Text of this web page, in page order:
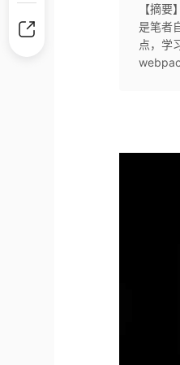
【摘
是笔者
点，学